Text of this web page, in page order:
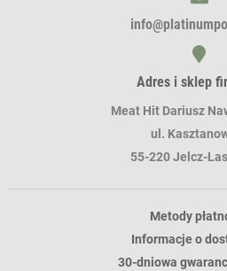
Adres i sklep
Meat Hit Dariusz
ul.
55-220 Jelcz-
Metody
Informacje o
30-dniowa